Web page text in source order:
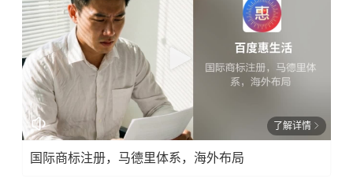
了解详情
国际商标注册，马德里体系，海外布局